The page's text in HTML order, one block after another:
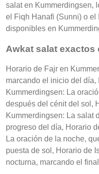
salat en Kummerdingsen,
el Fiqh Hanafi (Sunni) o el
disponibles en
Awkat salat exactos
Horario de Fajr en
marcando el inicio del día,
Kummerdingsen: La
después del cénit del sol,
Kummerdingsen: La salat
progreso del día, Horario
La oración de la noche,
puesta de sol, Horario de
nocturna, marcando el